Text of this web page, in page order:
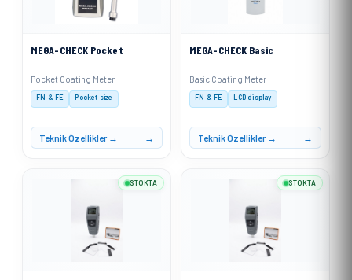
MEGA-CHECK Pocket
Pocket Coating Meter
FN & FE Pocket size
Teknik Özellikler →
MEGA-CHECK Basic
Basic Coating Meter
FN & FE LCD display
Teknik Özellikler →
STOKTA STOKTA